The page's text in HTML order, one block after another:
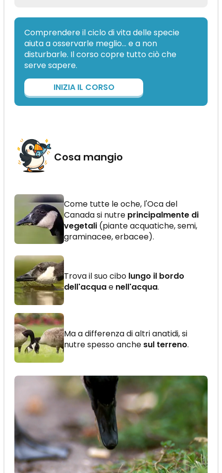
Comprendere il ciclo di vita delle specie
aiuta a osservarle meglio… e a non
disturbarle. Il corso copre tutto ciò che
serve sapere.
INIZIA IL CORSO
Cosa mangio
Come tutte le oche, l'Oca del
Canada si nutre principalmente di
vegetali (piante acquatiche, semi,
graminacee, erbacee).
Trova il suo cibo lungo il bordo
dell'acquae nell'acqua.
Ma a differenza di altri anatidi, si
nutre spesso anche sul terreno.